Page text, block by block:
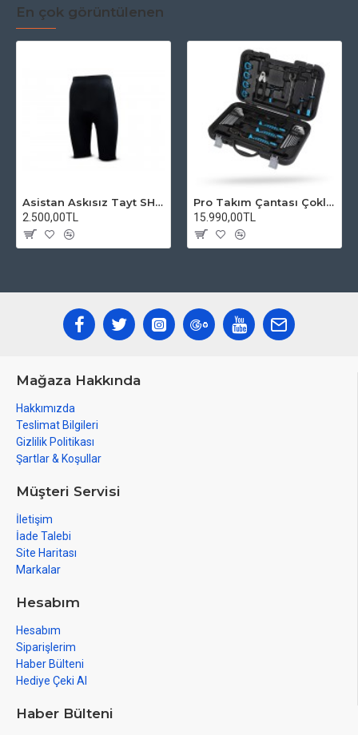
En çok görüntülenen
Asistan Askısız Tayt SH20 Pedli Siyah
2.500,00TL
Pro Takım Çantası Çoklu Tamir Seti
15.990,00TL
Mağaza Hakkında
Hakkımızda
Teslimat Bilgileri
Gizlilik Politikası
Şartlar & Koşullar
Müşteri Servisi
İletişim
İade Talebi
Site Haritası
Markalar
Hesabım
Hesabım
Siparişlerim
Haber Bülteni
Hediye Çeki Al
Haber Bülteni